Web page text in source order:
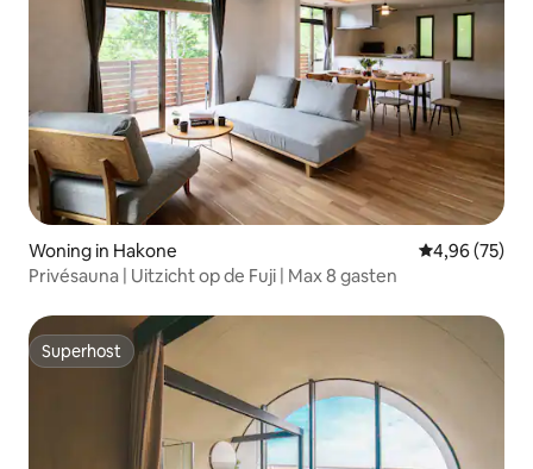
Woning in Hakone Gemiddelde
4,96 (75)
Privésauna | Uitzicht op de Fuji | Max 8 gasten
Superhost
Superhost